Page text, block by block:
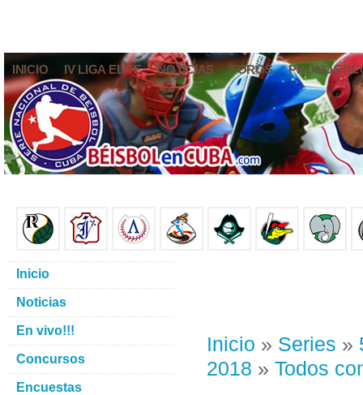
INICIO IV LIGA ELITE NOTICIAS FOROS
Inicio » Series »
2018 » Todos
Inicio
Noticias
En vivo!!!
Concursos
Encuestas